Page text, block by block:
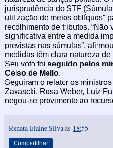
jurisprudência do STF
utilização de meios oblíquos”
recolhimento de tributos. “Não
significativa entre a medida
previstas nas súmulas”,
medidas têm clara natureza de
Seu voto foi seguido pelos
Celso de Mello.
Seguiram o relator os
Zavascki, Rosa Weber, Luiz
negou-se provimento ao
Renata Elaine Silva às 18:55
Compartilhar